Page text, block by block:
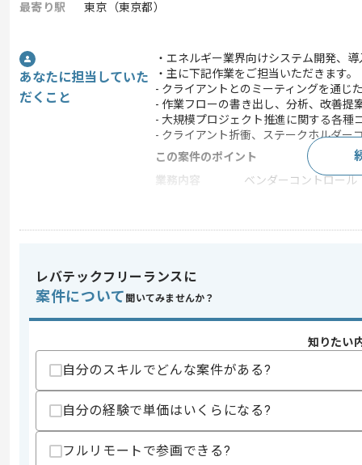
最寄り駅
東京（東京都）
あなたに担当していた
だくこと
・エネルギー業界向けシステム開発、
・主に下記作業をご担当いただきます。
- クライアントとのミーティングを通じ
- 作業フローの書き出し、分析、改善提
- 大規模プロジェクト推進に関する各種
- クライアント折衝、ステークホルダー
この案件のポイント
業務内容
ベンダーコントロール
スキル
・大規模プロジェクト参画経験
・作業フローの作成経験
スキルに不安がある方へ
精算条件
レバテックフリーランスに
案件について 聞いてみませんか？
知りたい
自分のスキルでどんな案件がある?
自分の経験で単価はいくらになる?
フルリモートで参画できる?